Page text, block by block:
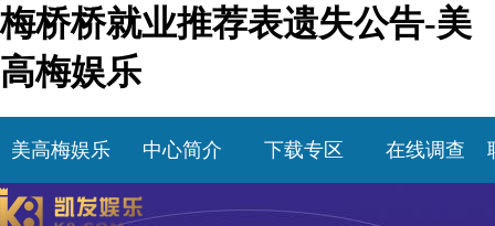
梅桥桥就业推荐表遗失公告-美
高梅娱乐
美高梅娱乐 中心简介 下载专区 在线调查